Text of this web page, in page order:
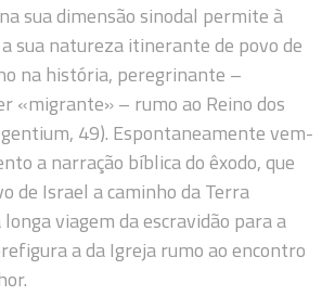
sua dimensão sinodal permite à
sua natureza itinerante de povo de
na história, peregrinante –
«migrante» – rumo ao Reino dos
gentium, 49). Espontaneamente vem-
a narração bíblica do êxodo, que
de Israel a caminho da Terra
viagem da escravidão para a
a da Igreja rumo ao encontro